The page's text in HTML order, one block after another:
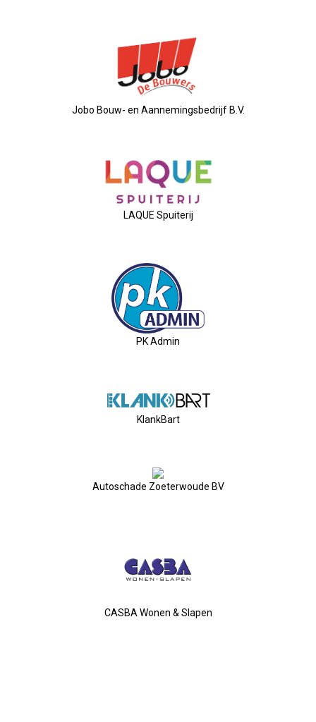
29-05-2026 Ontbijt En
15-04-2026 ALV!
08-01-2026: Nieuwjaarsreceptie
21-11-2025: Ondernemersontbijt
03-11-2025: Pubquiz
24 Oktober: Ontbijt &
2025-04-16 ALV
2025-03-12 Kernbestuur Bijeen
2025-01-02 Nieuwjaarsreceptie
2024-11-21 Regionale
Jobo Bouw- en Aannemingsbedrijf B.V.
LAQUE Spuiterij
PK Admin
KlankBart
Autoschade Zoeterwoude BV
CASBA Wonen & Slapen